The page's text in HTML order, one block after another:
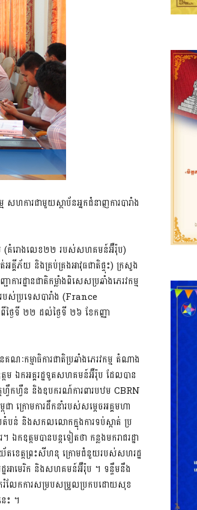
សហ​ការ​ជា​មួយ​ស្ថាប័ន​អ្នក​ជំនាញ​ការ​បារាំង​
ឋម (គំ​រោង​លេខ​​២២ របស់​សហ​គមន៍​អ៊ឺរ៉ុប​)​
គី​ភ័យ និង​គ្រប់​គ្រង​អាវុធ​ជាតិ​ផ្ទុះ​) ក្រ​សួង​
រ​ដ្ឋាន​ជាតិ​កម្លាំង​ពិសេស​ប្រ​ឆាំង​ភេរវ​កម្ម
បស់​ប្រទេស​បារាំង​ (France
ៃ​ទី ២២ ដល់​ថ្ងៃ​ទី ២៦​ ខែ​កញ្ញា​
ៈ​​កម្មា​​ធិការ​ជាតិ​​ប្រឆាំង​​ភេរវ​កម្ម​​ តំ​ណាង​
ម ឯក​អគ្គ​រដ្ឋ​ទូត​សហ​គមន៍​អ៊ឺរ៉ុប ដែល​បាន​​
វឹក​ហ្វឺន​ និង​ឧប​ករណ៍​ការ​ពារ​បឋម C​B​R​N​
ក្រោម​ការ​ដឹក​នាំ​​របស់​​សម្តេច​​អគ្គ​ម​ហា​
តំបន់ និង​សកល​លោក​ក្នុង​ការ​ទប់​ស្កាត់ ប្រ​
ឯក​ឧត្តម​​បាន​​បន្ត​​ទៀត​​ថា​ កន្លង​មក​រាជ​រដ្ឋា​
យ័ត​ខេត្ត​ព្រះ​សីហនុ ក្រោម​ជំនួយ​​របស់​សហ​រដ្ឋ​
អាមេរិក និង​​សហ​គមន៍​អ៊ឺរ៉ុប ។ ទន្ទឹម​នឹង​
ែក​រំ​លែក​ការ​​សម្រប​សម្រួល​​ប្រ​ក​ប​ដោយ​សុខ​
ះ​ ។